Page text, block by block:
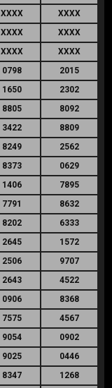
XXXX
XXXX
XXXX
XXXX
XXXX
XXXX
0798
2015
1650
2302
8805
8092
3422
8809
8249
2562
8373
0629
1406
7895
7791
8632
8202
6333
2645
1572
2506
9707
2643
4522
0906
8368
7575
4567
9054
0902
9025
0446
8347
1268